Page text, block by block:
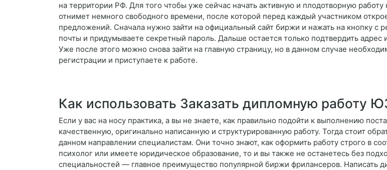
на территории РФ. Для того чтобы уже сейчас начать активную и плодотворную
отнимет немного свободного времени, после которой перед каждый участником
предложений. Сначала нужно зайти на официальный сайт биржи и нажать на кнопку с
почты и придумываете секретный пароль. Дальше остается только подтвердить адрес
Уже после этого можно снова зайти на главную страницу, но в данном случае
регистрации и приступаете к работе.
Как использовать Заказать дипломную работу
Если у вас на носу практика, а вы не знаете, как правильно подойти к выполнению
качественную, оригинально написанную и структурированную работу. Тогда стоит
данном направлении специалистам. Они точно знают, как оформить работу строго в
психолог или имеете юридическое образование, то и вы также не останетесь без
специальностей — главное преимущество популярной биржи фрилансеров. Написать